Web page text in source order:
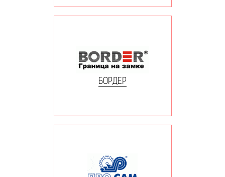
БОРДЕР